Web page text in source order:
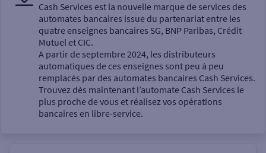
Sélectionnez votre recherche
Un service
Cash Services est la nouvelle marque de services des
automates bancaires issue du partenariat entre les
quatre enseignes bancaires SG, BNP Paribas, Crédit
Mutuel et CIC.
A partir de septembre 2024, les distributeurs
automatiques de ces enseignes sont peu à peu
remplacés par des automates bancaires Cash Services.
Trouvez dès maintenant l’automate Cash Services le
plus proche de vous et réalisez vos opérations
bancaires en libre-service.